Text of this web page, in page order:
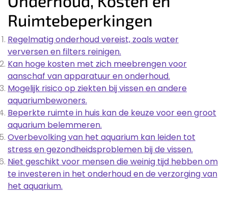
Ruimtebeperkingen
Regelmatig onderhoud vereist, zoals water
verversen en filters reinigen.
Kan hoge kosten met zich meebrengen voor
aanschaf van apparatuur en onderhoud.
Mogelijk risico op ziekten bij vissen en andere
aquariumbewoners.
Beperkte ruimte in huis kan de keuze voor een groot
aquarium belemmeren.
Overbevolking van het aquarium kan leiden tot
stress en gezondheidsproblemen bij de vissen.
Niet geschikt voor mensen die weinig tijd hebben om
te investeren in het onderhoud en de verzorging van
het aquarium.